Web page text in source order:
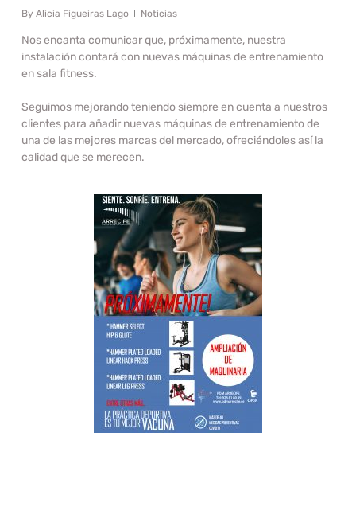
By Alicia Figueiras Lago Noticias
Nos encanta comunicar que, próximamente, nuestra
instalación contará con nuevas máquinas de entrenamiento
en sala fitness.
Seguimos mejorando teniendo siempre en cuenta a nuestros
clientes para añadir nuevas máquinas de entrenamiento de
una de las mejores marcas del mercado, ofreciéndoles así la
calidad que se merecen.